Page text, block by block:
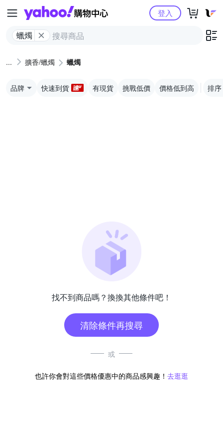
Yahoo購物中心
蠟燭
登入
擴香/蠟燭 蠟燭
品牌 快速到貨 有現貨 挑戰低價 價格低到高 排序
找不到商品嗎？換換其他條件吧！
清除條件再搜尋
或
也許你會對這些價格優惠中的商品感興趣！ 去逛逛